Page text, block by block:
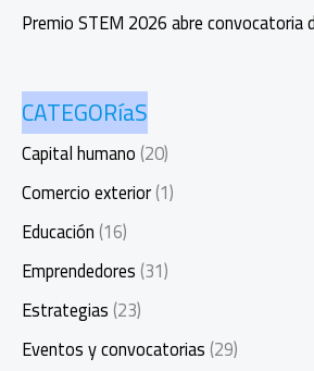
Premio STEM 2026 abre convocatoria
CATEGORíaS
Capital humano(20)
Comercio exterior(1)
Educación(16)
Emprendedores(31)
Estrategias(23)
Eventos y convocatorias(29)